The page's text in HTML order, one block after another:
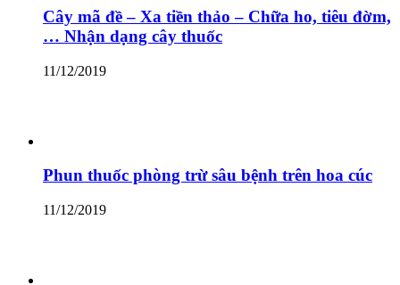
Cây mã đề – Xa tiền thảo – Chữa ho, tiêu đờm,
… Nhận dạng cây thuốc
11/12/2019
Phun thuốc phòng trừ sâu bệnh trên hoa cúc
11/12/2019